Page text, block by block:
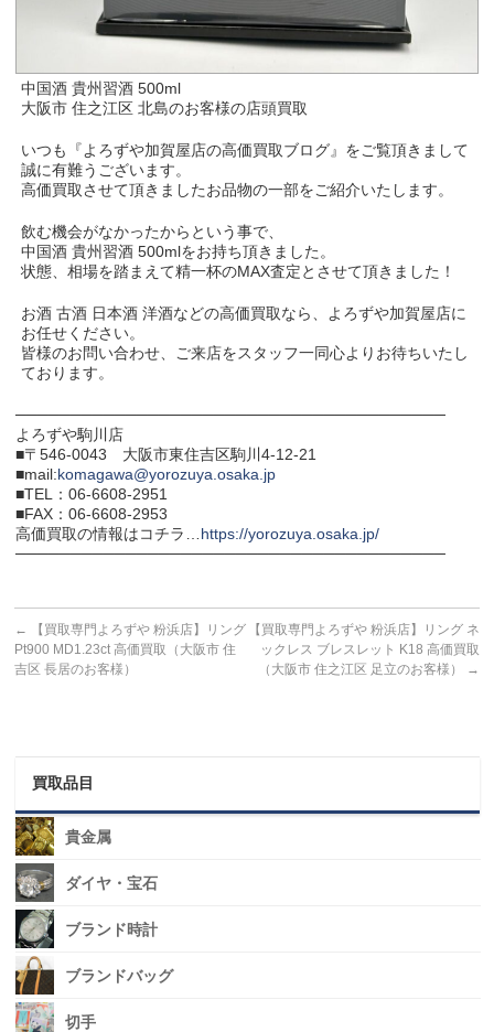
中国酒 貴州習酒 500ml
大阪市 住之江区 北島のお客様の店頭買取
いつも『よろずや加賀屋店の高価買取ブログ』をご覧頂きまして
誠に有難うございます。
高価買取させて頂きましたお品物の一部をご紹介いたします。
飲む機会がなかったからという事で、
中国酒 貴州習酒 500mlをお持ち頂きました。
状態、相場を踏まえて精一杯のMAX査定とさせて頂きました！
お酒 古酒 日本酒 洋酒などの高価買取なら、よろずや加賀屋店に
お任せください。
皆様のお問い合わせ、ご来店をスタッフ一同心よりお待ちいたし
ております。
───────────────────────────────────────
よろずや駒川店
■〒546-0043 大阪市東住吉区駒川4-12-21
■mail:komagawa@yorozuya.osaka.jp
■TEL：06-6608-2951
■FAX：06-6608-2953
高価買取の情報はコチラ… https://yorozuya.osaka.jp/
───────────────────────────────────────
←
【買取専門よろずや 粉浜店】リング
Pt900 MD1.23ct 高価買取（大阪市 住
吉区 長居のお客様）
【買取専門よろずや 粉浜店】リング ネ
ックレス ブレスレット K18 高価買取
（大阪市 住之江区 足立のお客様）
→
買取品目
貴金属
ダイヤ・宝石
ブランド時計
ブランドバッグ
切手